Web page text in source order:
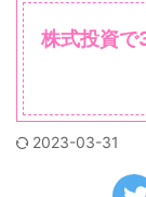
株式投資
2023-03-31